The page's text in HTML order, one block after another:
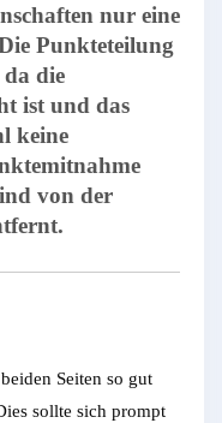
nur eine
Punkteteilung
die
ist und das
keine
von der
Seiten so gut
sollte sich prompt